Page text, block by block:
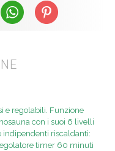
WhatsAppPinterest
e regolabili. Funzione
con i suoi 6 livelli
indipendenti riscaldanti:
timer 60 minuti